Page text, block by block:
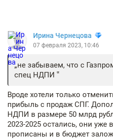
Ирина Чернецова
07 февраля 2023, 10:46
не забываем, что с
спец НДПИ
Вроде хотели только
прибыль с продаж СПГ.
НДПИ в размере 50 млрд
2023-2025 остались, они уже
прописаны и в бюджет